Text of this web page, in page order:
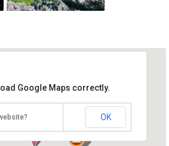
Хоалы
Google Maps correctly.
OK